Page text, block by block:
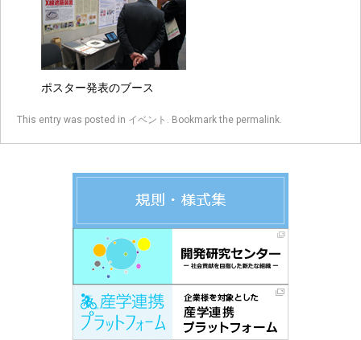
ポスター発表のブース
This entry was posted in イベント . Bookmark the permalink.